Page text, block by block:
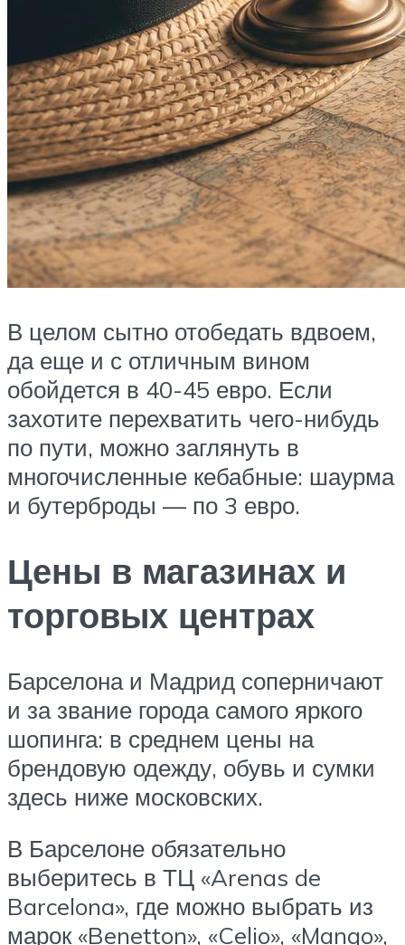
В целом сытно отобедать вдвоем,
да еще и с отличным вином
обойдется в 40-45 евро. Если
захотите перехватить чего-нибудь
по пути, можно заглянуть в
многочисленные кебабные: шаурма
и бутерброды — по 3 евро.
Цены в магазинах и
торговых центрах
Барселона и Мадрид соперничают
и за звание города самого яркого
шопинга: в среднем цены на
брендовую одежду, обувь и сумки
здесь ниже московских.
В Барселоне обязательно
выберитесь в ТЦ «Arenas de
Barcelona», где можно выбрать из
марок «Benetton», «Celio», «Mango»,